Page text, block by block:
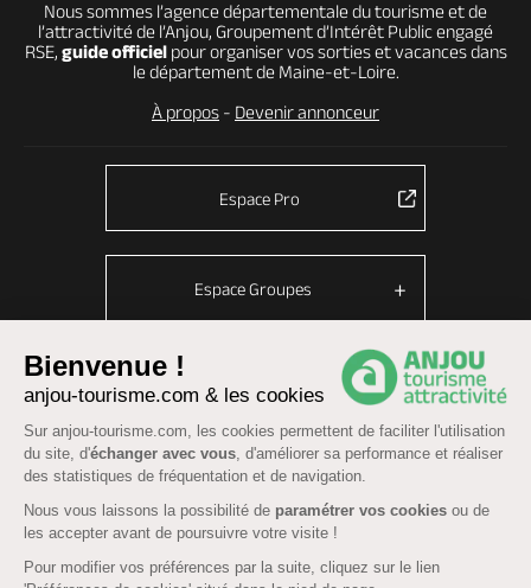
Bienvenue !
anjou-tourisme.com & les cookies
Sur anjou-tourisme.com, les cookies permettent de faciliter l'utilisation
du site, d'échanger avec vous, d'améliorer sa performance et réaliser
des statistiques de fréquentation et de navigation.
Nous vous laissons la possibilité de paramétrer vos cookies ou de
les accepter avant de poursuivre votre visite !
Pour modifier vos préférences par la suite, cliquez sur le lien
Nous sommes l’agence départementale du tourisme et de
l’attractivité de l’Anjou, Groupement d’Intérêt Public engagé
RSE, guide officielpour organiser vos sorties et vacances dans
le département de Maine-et-Loire.
À propos - Devenir annonceur
Espace Pro
Espace Groupes
© Anjou tourisme 2026 -Plan du site-Fonctionnement du site
Mentions légales -Données personnelles -Cookies
CGU Réservation
Accessibilité : partiellement conforme